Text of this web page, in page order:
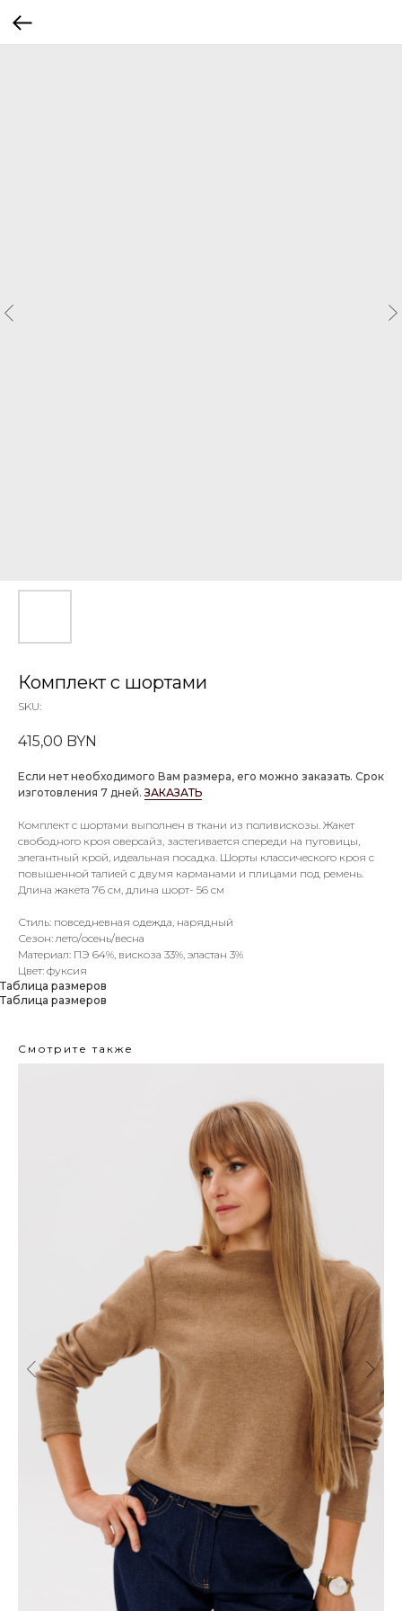
Комплект с шортами
SKU:
415,00 BYN
Если нет необходимого Вам размера, его можно заказать. Срок
изготовления 7 дней.ЗАКАЗАТЬ
Комплект с шортами выполнен в ткани из поливискозы. Жакет
свободного кроя оверсайз, застегивается спереди на пуговицы,
элегантный крой, идеальная посадка. Шорты классического кроя с
повышенной талией с двумя карманами и плицами под ремень.
Длина жакета 76 см, длина шорт- 56 см
Стиль: повседневная одежда, нарядный
Сезон: лето/осень/весна
Материал: ПЭ 64%, вискоза 33%, эластан 3%
Цвет: фуксия
Таблица размеров
Таблица размеров
Смотрите также